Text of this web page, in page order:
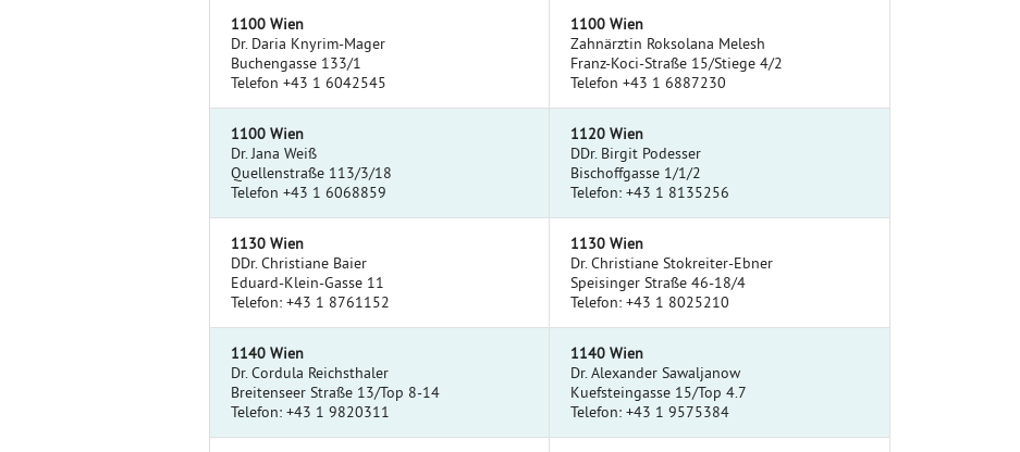
1100 Wien
Dr. Daria Knyrim-Mager
Buchengasse 133/1
Telefon +43 1 6042545
1100 Wien
Zahnärztin Roksolana Melesh
Franz-Koci-Straße 15/Stiege 4/2
Telefon +43 1 6887230
1100 Wien
Dr. Jana Weiß
Quellenstraße 113/3/18
Telefon +43 1 6068859
1120 Wien
DDr. Birgit Podesser
Bischoffgasse 1/1/2
Telefon: +43 1 8135256
1130 Wien
DDr. Christiane Baier
Eduard-Klein-Gasse 11
Telefon: +43 1 8761152
1130 Wien
Dr. Christiane Stokreiter-Ebner
Speisinger Straße 46-18/4
Telefon: +43 1 8025210
1140 Wien
Dr. Cordula Reichsthaler
Breitenseer Straße 13/Top 8-14
Telefon: +43 1 9820311
1140 Wien
Dr. Alexander Sawaljanow
Kuefsteingasse 15/Top 4.7
Telefon: +43 1 9575384